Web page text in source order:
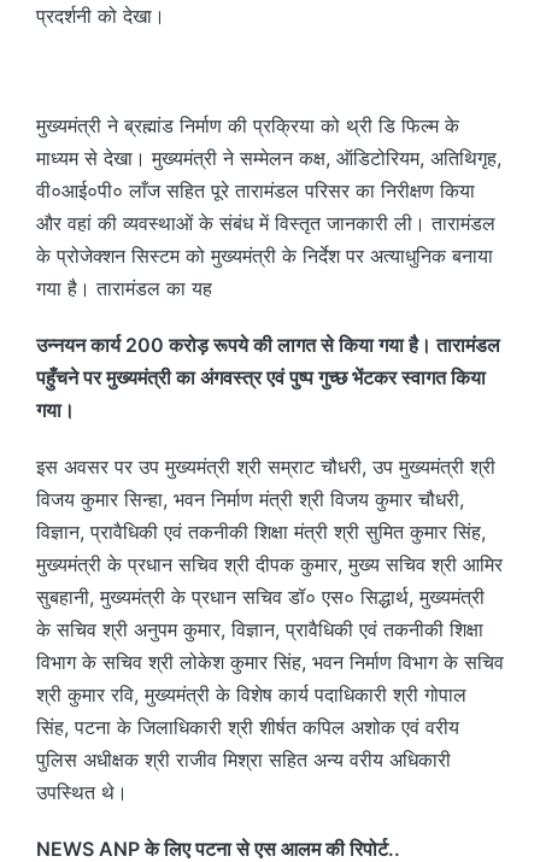
प्रदर्शनी को देखा।
मुख्यमंत्री ने ब्रह्मांड निर्माण की प्रक्रिया को थ्री डि फिल्म के
माध्यम से देखा। मुख्यमंत्री ने सम्मेलन कक्ष, ऑडिटोरियम, अतिथिगृह,
वी०आई०पी० लाँज सहित पूरे तारामंडल परिसर का निरीक्षण किया
और वहां की व्यवस्थाओं के संबंध में विस्तृत जानकारी ली। तारामंडल
के प्रोजेक्शन सिस्टम को मुख्यमंत्री के निर्देश पर अत्याधुनिक बनाया
गया है। तारामंडल का यह
उन्नयन कार्य 200 करोड़ रूपये की लागत से किया गया है। तारामंडल
पहुँचने पर मुख्यमंत्री का अंगवस्त्र एवं पुष्प गुच्छ भेंटकर स्वागत किया
गया।
इस अवसर पर उप मुख्यमंत्री श्री सम्राट चौधरी, उप मुख्यमंत्री श्री
विजय कुमार सिन्हा, भवन निर्माण मंत्री श्री विजय कुमार चौधरी,
विज्ञान, प्रावैधिकी एवं तकनीकी शिक्षा मंत्री श्री सुमित कुमार सिंह,
मुख्यमंत्री के प्रधान सचिव श्री दीपक कुमार, मुख्य सचिव श्री आमिर
सुबहानी, मुख्यमंत्री के प्रधान सचिव डॉ० एस० सिद्धार्थ, मुख्यमंत्री
के सचिव श्री अनुपम कुमार, विज्ञान, प्रावैधिकी एवं तकनीकी शिक्षा
विभाग के सचिव श्री लोकेश कुमार सिंह, भवन निर्माण विभाग के सचिव
श्री कुमार रवि, मुख्यमंत्री के विशेष कार्य पदाधिकारी श्री गोपाल
सिंह, पटना के जिलाधिकारी श्री शीर्षत कपिल अशोक एवं वरीय
पुलिस अधीक्षक श्री राजीव मिश्रा सहित अन्य वरीय अधिकारी
उपस्थित थे।
NEWS ANP के लिए पटना से एस आलम की रिपोर्ट..